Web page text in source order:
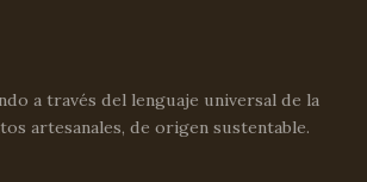
a través del lenguaje universal de la
artesanales, de origen sustentable.